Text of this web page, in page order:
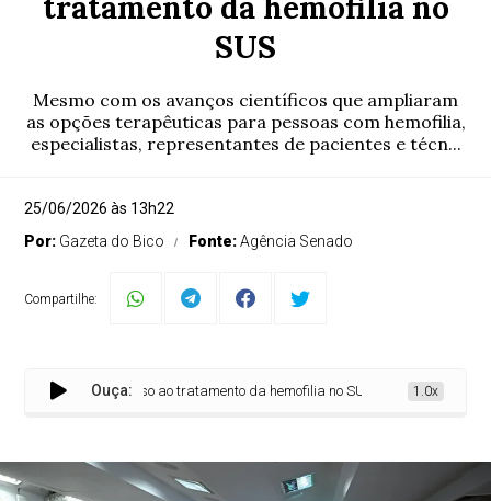
SUS
Mesmo com os avanços científicos que ampliaram
as opções terapêuticas para pessoas com hemofilia,
especialistas, representantes de pacientes e técn...
25/06/2026 às 13h22
Por: Gazeta do Bico Fonte:Agência Senado
Compartilhe:
Ouça:
no acesso ao tratamento da hemofilia no SUS 1.0x